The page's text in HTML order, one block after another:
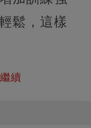
鬆，這樣
續